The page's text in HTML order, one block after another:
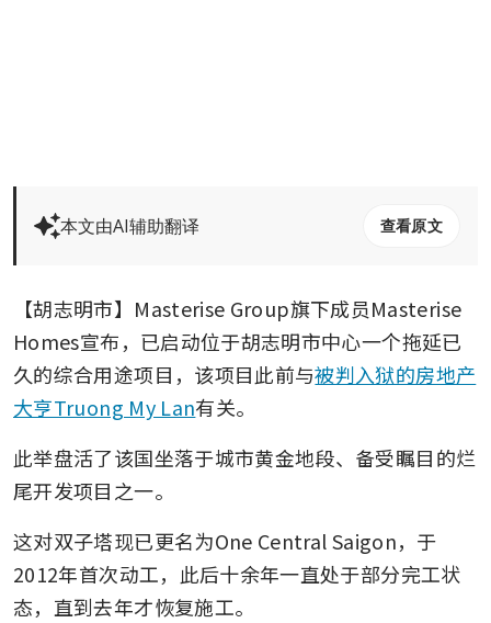
本文由AI辅助翻译 查看原文
【胡志明市】Masterise Group旗下成员Masterise
Homes宣布，已启动位于胡志明市中心一个拖延已
久的综合用途项目，该项目此前与被判入狱的房地产
大亨Truong My Lan有关。
此举盘活了该国坐落于城市黄金地段、备受瞩目的烂
尾开发项目之一。
这对双子塔现已更名为One Central Saigon，于
2012年首次动工，此后十余年一直处于部分完工状
态，直到去年才恢复施工。